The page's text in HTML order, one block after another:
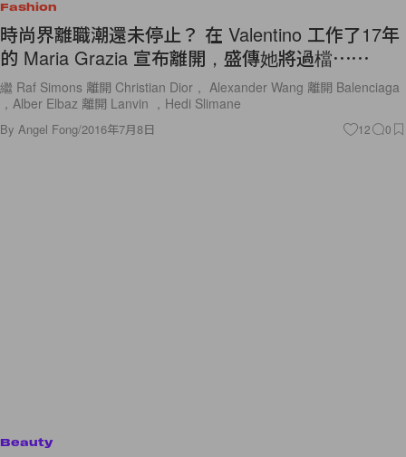
Fashion
時尚界離職潮還未停止？ 在 Valentino 工作了17年
的 Maria Grazia 宣布離開，盛傳她將過檔⋯⋯
繼 Raf Simons 離開 Christian Dior， Alexander Wang 離開 Balenciaga
，Alber Elbaz 離開 Lanvin ，Hedi Slimane
By Angel Fong/2016年7月8日 12 0
Beauty